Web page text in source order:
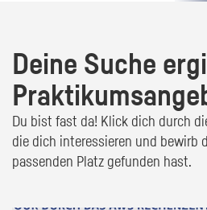
Deine Suche
Du bist fast da! Klick dich durch
die dich interessieren und bewirb
passenden Platz gefunden hast.